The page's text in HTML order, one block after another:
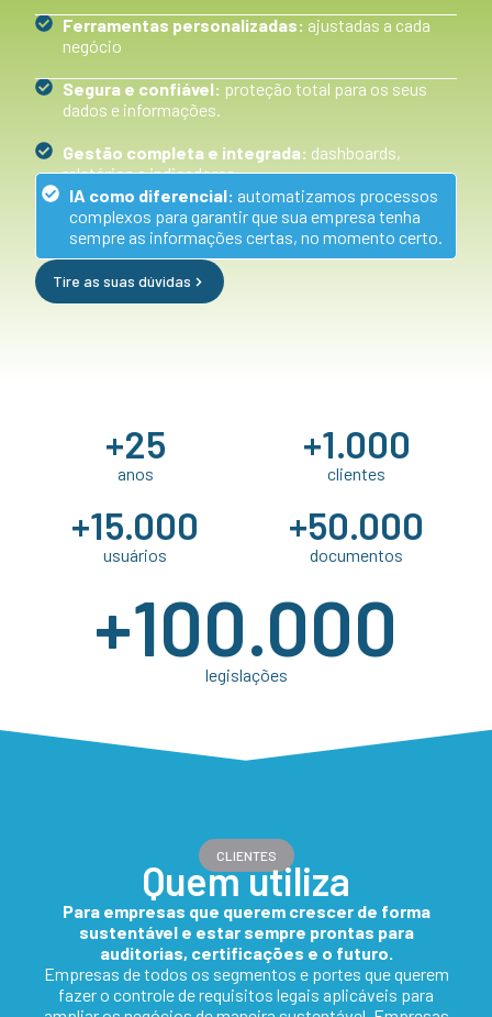
Ferramentas personalizadas: ajustadas a cada
negócio
Segura e confiável: proteção total para os seus
dados e informações.
Gestão completa e integrada: dashboards,
relatórios e indicadores
IA como diferencial: automatizamos processos
complexos para garantir que sua empresa tenha
sempre as informações certas, no momento certo.
Tire as suas dúvidas
anos
+25
clientes
+1.000
usuários
+15.000
documentos
+50.000
legislações
+100.000
CLIENTES
Quem utiliza
Para empresas que querem crescer de forma
sustentável e estar sempre prontas para
auditorias, certificações e o futuro.
Empresas de todos os segmentos e portes que querem
fazer o controle de requisitos legais aplicáveis para